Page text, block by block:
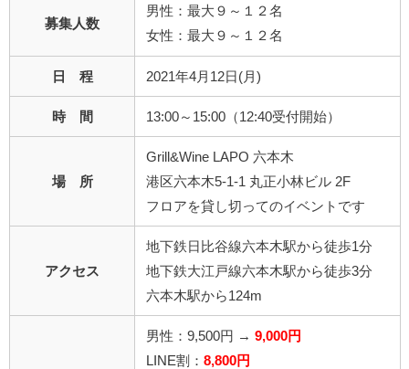
募集人数
男性：最大９～１２名
女性：最大９～１２名
日 程 2021年4月12日(月)
時 間 13:00～15:00（12:40受付開始）
場 所
Grill&Wine LAPO 六本木
港区六本木5-1-1 丸正小林ビル 2F
フロアを貸し切ってのイベントです
アクセス
地下鉄日比谷線六本木駅から徒歩1分
地下鉄大江戸線六本木駅から徒歩3分
六本木駅から124m
男性：9,500円 → 9,000円
LINE割： 8,800円